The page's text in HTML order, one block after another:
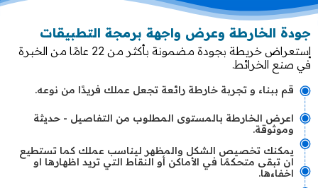
جودة الخارطة وعرض واجهة برمجة التطبيقات
إستعراض خريطة بجودة مضمونة بأكثر من 22 عامًا من الخبرة
في صنع الخرائط.
قم ببناء و تجربة خارطة رائعة تجعل عملك فريدًا من نوعه.
اعرض الخارطة بالمستوى المطلوب من التفاصيل - حديثة
وموثوقة.
يمكنك تخصيص الشكل والمظهر ليناسب عملك كما تستطيع
ان تبقى متحكمًا في الأماكن أو النقاط التي تريد اظهارها او
اخفاءها.